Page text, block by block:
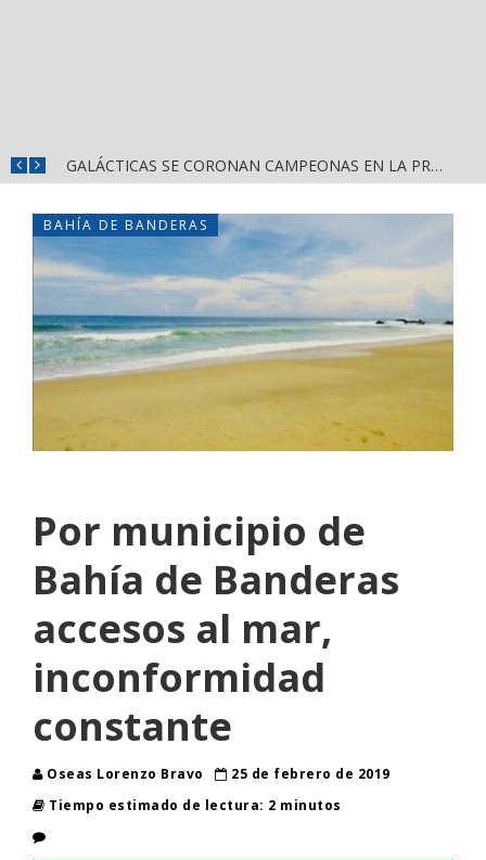
GALÁCTICAS SE CORONAN CAMPEONAS EN LA PRIMERA EDICIÓN DE CASCARITA BAHÍA FEMENIL
BAHÍA DE BANDERAS
Por municipio de
Bahía de Banderas
accesos al mar,
inconformidad
constante
Oseas Lorenzo Bravo
25 de febrero de 2019
Tiempo estimado de lectura: 2 minutos